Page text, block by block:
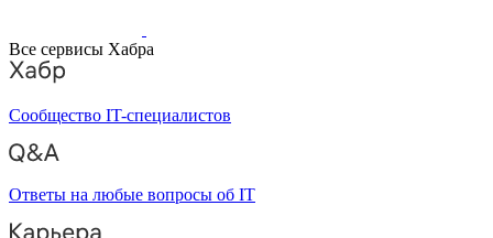
Все сервисы Хабра
Сообщество IT-специалистов
Ответы на любые вопросы об IT